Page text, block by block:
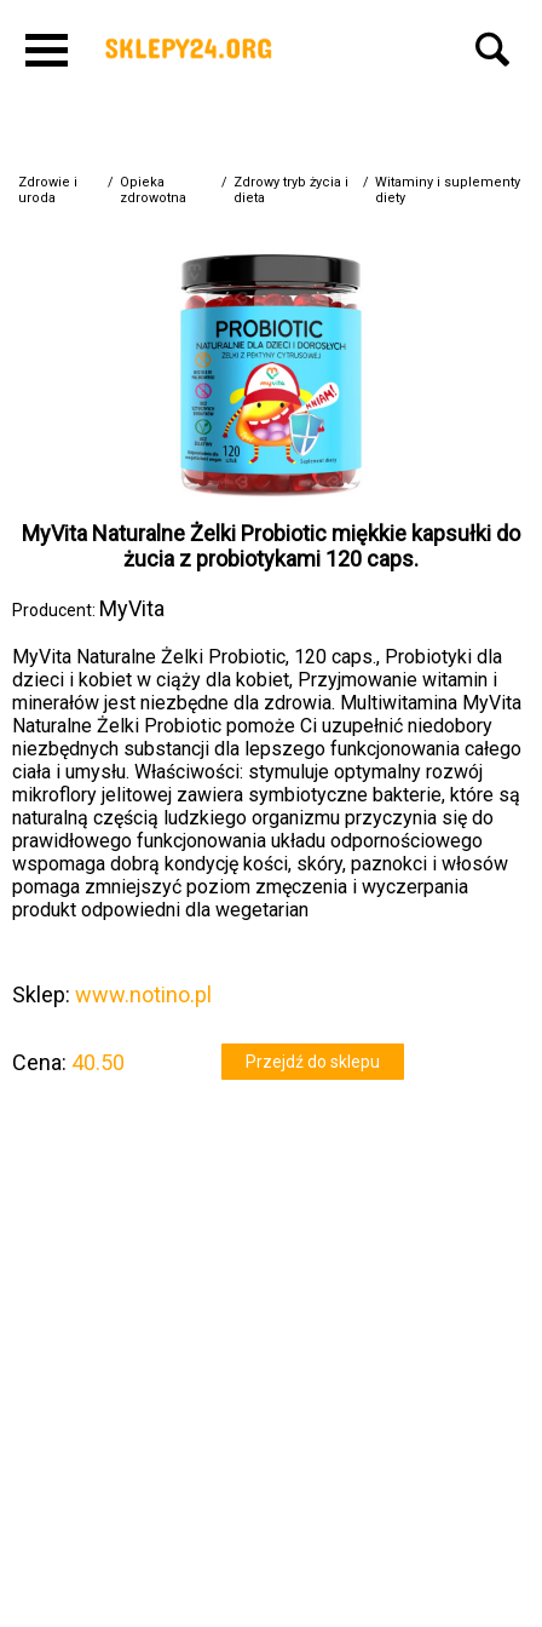
Zdrowie i
uroda
/ Opieka
zdrowotna
/ Zdrowy tryb życia i
dieta
/ Witaminy i suplementy
diety
MyVita Naturalne Żelki Probiotic miękkie kapsułki do
żucia z probiotykami 120 caps.
Producent: MyVita
MyVita Naturalne Żelki Probiotic, 120 caps., Probiotyki dla
dzieci i kobiet w ciąży dla kobiet, Przyjmowanie witamin i
minerałów jest niezbędne dla zdrowia. Multiwitamina MyVita
Naturalne Żelki Probiotic pomoże Ci uzupełnić niedobory
niezbędnych substancji dla lepszego funkcjonowania całego
ciała i umysłu. Właściwości: stymuluje optymalny rozwój
mikroflory jelitowej zawiera symbiotyczne bakterie, które są
naturalną częścią ludzkiego organizmu przyczynia się do
prawidłowego funkcjonowania układu odpornościowego
wspomaga dobrą kondycję kości, skóry, paznokci i włosów
pomaga zmniejszyć poziom zmęczenia i wyczerpania
produkt odpowiedni dla wegetarian
Sklep: www.notino.pl
Cena: 40.50 Przejdź do sklepu